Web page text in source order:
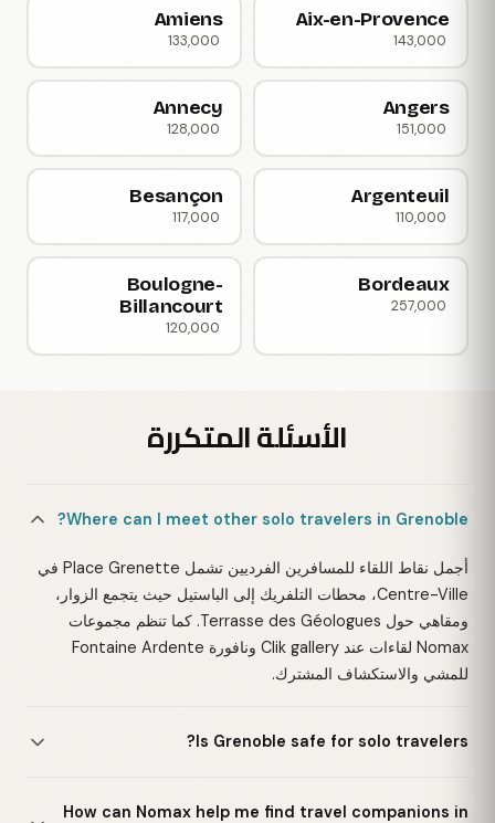
Aix-en-Provence
143,000
Amiens
133,000
Angers
151,000
Annecy
128,000
Argenteuil
110,000
Besançon
117,000
Bordeaux
257,000
Boulogne-
Billancourt
120,000
الأسئلة المتكررة
Where can I meet other solo travelers in Grenoble?
أجمل نقاط اللقاء للمسافرين الفرديين تشمل Place Grenette في
Centre-Ville، محطات التلفريك إلى الباستيل حيث يتجمع الزوار،
ومقاهي حول Terrasse des Géologues. كما تنظم مجموعات
Nomax لقاءات عند Clik gallery ونافورة Fontaine Ardente
للمشي والاستكشاف المشترك.
Is Grenoble safe for solo travelers?
How can Nomax help me find travel companions in